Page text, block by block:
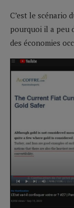
C’est le scénario
pourquoi il a peu
des économies